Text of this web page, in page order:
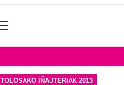
TOLOSAKO IÑAUTERIAK 2013